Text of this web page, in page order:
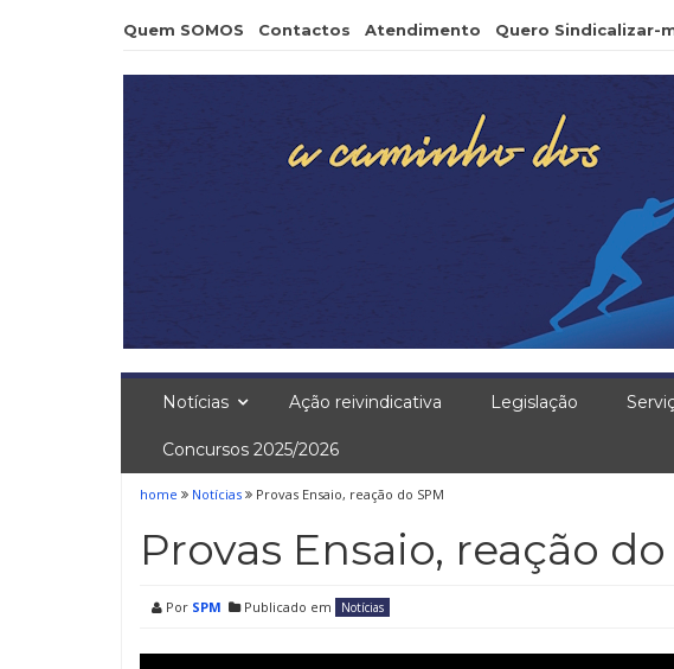
Quem SOMOS Contactos Atendimento Quero Sindicalizar-
Notícias Ação reivindicativa Legislação
Concursos 2025/2026
home Notícias Provas Ensaio, reação do SPM
Provas Ensaio, reação do
Por SPM Publicado em Notícias